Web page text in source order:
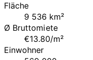
Fläche
9 536 km²
Ø Bruttomiete
€13.80/m²
Einwohner